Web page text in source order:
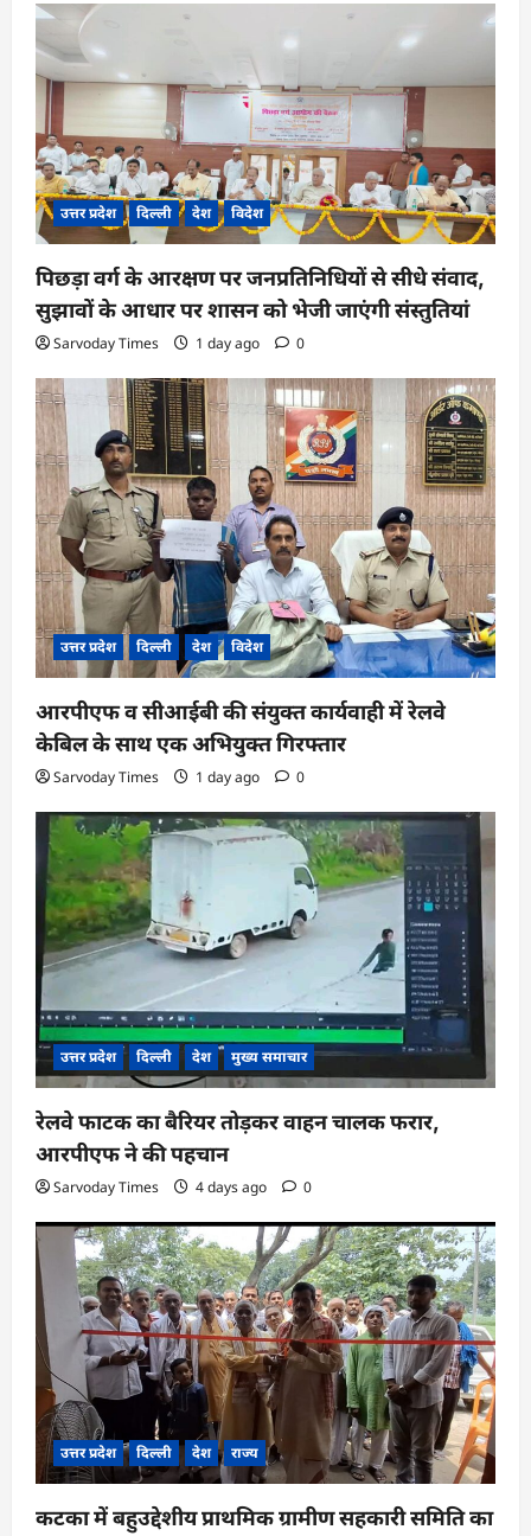
उत्तर प्रदेश दिल्ली देश विदेश
पिछड़ा वर्ग के आरक्षण पर जनप्रतिनिधियों से सीधे संवाद,
सुझावों के आधार पर शासन को भेजी जाएंगी संस्तुतियां
Sarvoday Times 1 day ago 0
उत्तर प्रदेश दिल्ली देश विदेश
आरपीएफ व सीआईबी की संयुक्त कार्यवाही में रेलवे
केबिल के साथ एक अभियुक्त गिरफ्तार
Sarvoday Times 1 day ago 0
उत्तर प्रदेश दिल्ली देश मुख्य समाचार
रेलवे फाटक का बैरियर तोड़कर वाहन चालक फरार,
आरपीएफ ने की पहचान
Sarvoday Times 4 days ago 0
उत्तर प्रदेश दिल्ली देश राज्य
कटका में बहुउद्देशीय प्राथमिक ग्रामीण सहकारी समिति का